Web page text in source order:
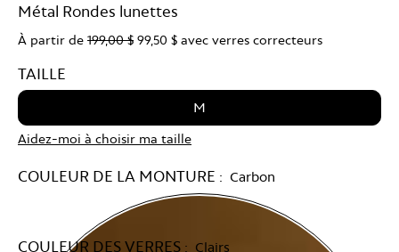
Métal Rondes lunettes
À partir de 199,00 $ 99,50 $ avec verres correcteurs
TAILLE
M
Aidez-moi à choisir ma taille
COULEUR DE LA MONTURE : Carbon
COULEUR DES VERRES : Clairs